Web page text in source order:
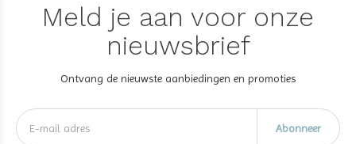
Meld je aan voor onze
nieuwsbrief
Ontvang de nieuwste aanbiedingen en promoties
Abonneer